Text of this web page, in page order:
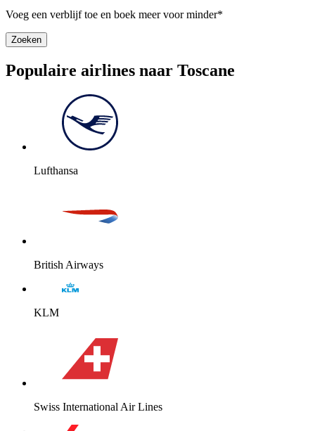
Voeg een verblijf toe en boek meer voor minder*
Zoeken
Populaire airlines naar Toscane
Lufthansa
British Airways
KLM
Swiss International Air Lines